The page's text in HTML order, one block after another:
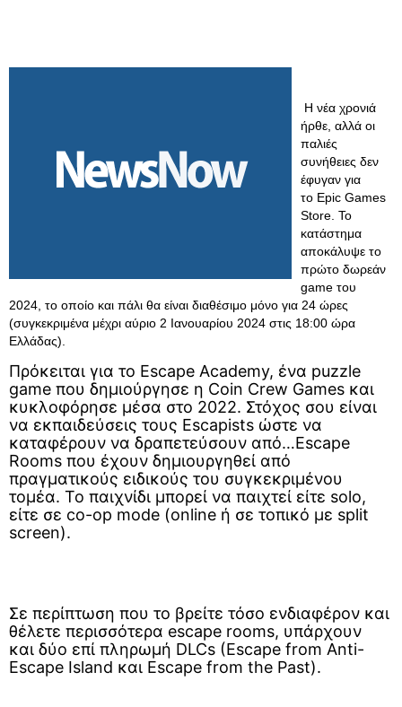
Η νέα χρονιά
ήρθε, αλλά οι
παλιές
συνήθειες δεν
έφυγαν για
το Epic Games
Store. Το
κατάστημα
αποκάλυψε το
πρώτο δωρεάν
game του
2024, το οποίο και πάλι θα είναι διαθέσιμο μόνο για 24 ώρες
(συγκεκριμένα μέχρι αύριο 2 Ιανουαρίου 2024 στις 18:00 ώρα
Ελλάδας).
Πρόκειται για το Escape Academy, ένα puzzle
game που δημιούργησε η Coin Crew Games και
κυκλοφόρησε μέσα στο 2022. Στόχος σου είναι
να εκπαιδεύσεις τους Escapists ώστε να
καταφέρουν να δραπετεύσουν από…Escape
Rooms που έχουν δημιουργηθεί από
πραγματικούς ειδικούς του συγκεκριμένου
τομέα. Το παιχνίδι μπορεί να παιχτεί είτε solo,
είτε σε co-op mode (online ή σε τοπικό με split
screen).
Σε περίπτωση που το βρείτε τόσο ενδιαφέρον και
θέλετε περισσότερα escape rooms, υπάρχουν
και δύο επί πληρωμή DLCs (Escape from Anti-
Escape Island και Escape from the Past).